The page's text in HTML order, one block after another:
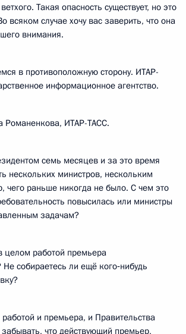
Такая опасность существует, но это
всяком случае хочу вас заверить, что она
внимания.
в противоположную сторону. ИТАР-
информационное агентство.
Романенкова, ИТАР-ТАСС.
семь месяцев и за это время
нескольких министров, нескольким
чего раньше никогда не было. С чем это
повысилась или министры
задачам?
работой премьера
Не собираетесь ли ещё кого‑нибудь
и премьера, и Правительства
что действующий премьер,